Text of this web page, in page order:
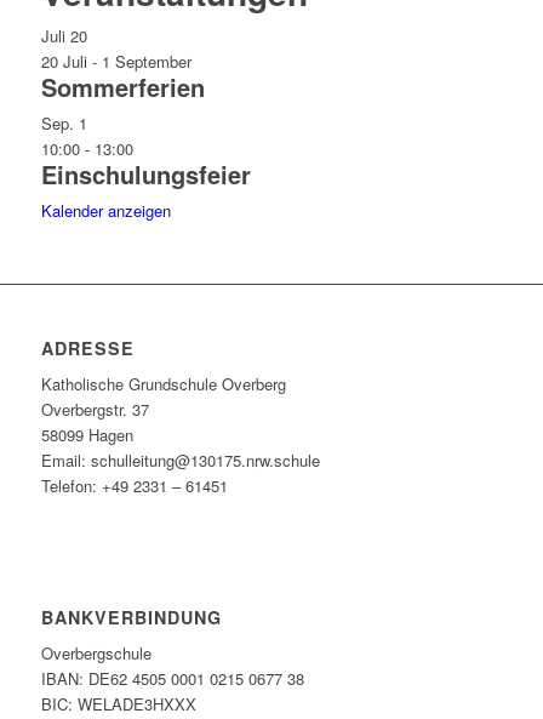
Juli 20
20 Juli - 1 September
Sommerferien
Sep. 1
10:00- 13:00
Einschulungsfeier
Kalender anzeigen
ADRESSE
Katholische Grundschule Overberg
Overbergstr. 37
58099 Hagen
Email: schulleitung@130175.nrw.schule
Telefon: +49 2331 – 61451
BANKVERBINDUNG
Overbergschule
IBAN: DE62 4505 0001 0215 0677 38
BIC: WELADE3HXXX